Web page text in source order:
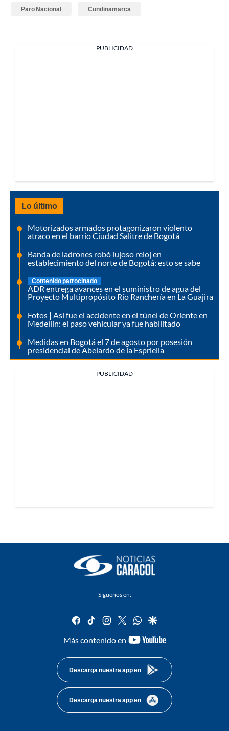
Paro Nacional Cundinamarca
PUBLICIDAD
Lo último
Motorizados armados protagonizaron violento
atraco en el barrio Ciudad Salitre de Bogotá
Banda de ladrones robó lujoso reloj en
establecimiento del norte de Bogotá: esto se sabe
Contenido patrocinado
ADR entrega avances en el suministro de agua del
Proyecto Multipropósito Río Ranchería en La Guajira
Fotos | Así fue el accidente en el túnel de Oriente en
Medellín: el paso vehicular ya fue habilitado
Medidas en Bogotá el 7 de agosto por posesión
presidencial de Abelardo de la Espriella
PUBLICIDAD
Síguenos en:
facebook
tiktok instagram
twitterwhatsapp
google
Más contenido en
youtube-
Descarga nuestra app en
Descarga nuestra app en